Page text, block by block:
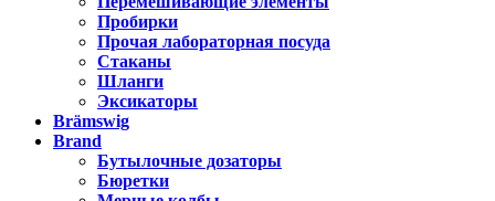
Пробирки
Прочая лабораторная посуда
Стаканы
Шланги
Эксикаторы
Brämswig
Brand
Бутылочные дозаторы
Бюретки